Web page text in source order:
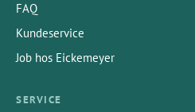
FAQ
Kundeservice
Job hos Eickemeyer
SERVICE